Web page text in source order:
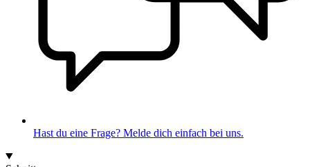
Hast du eine Frage? Melde dich einfach bei uns.